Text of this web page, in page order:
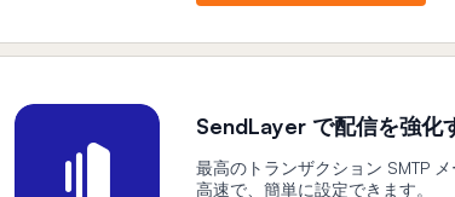
SendLayer で配信を強化
最高のトランザクション SMTP
高速で、簡単に設定できます。